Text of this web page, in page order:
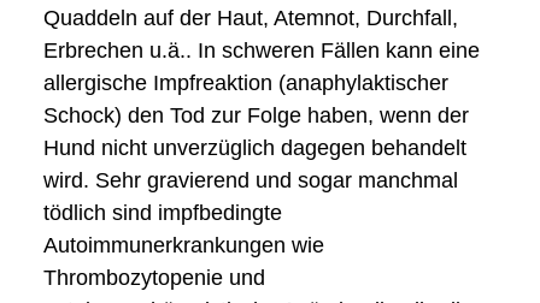
Quaddeln auf der Haut, Atemnot, Durchfall,
Erbrechen u.ä.. In schweren Fällen kann eine
allergische Impfreaktion (anaphylaktischer
Schock) den Tod zur Folge haben, wenn der
Hund nicht unverzüglich dagegen behandelt
wird. Sehr gravierend und sogar manchmal
tödlich sind impfbedingte
Autoimmunerkrankungen wie
Thrombozytopenie und